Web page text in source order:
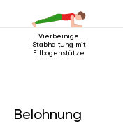
Vierbeinige
Stabhaltung mit
Ellbogenstütze
Belohnung